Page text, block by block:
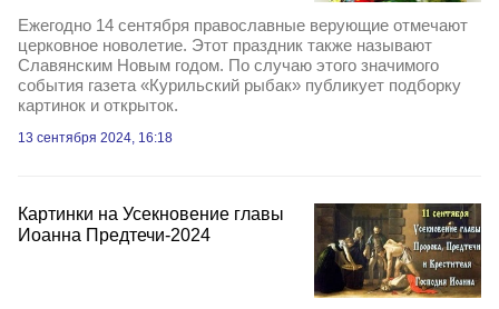
Ежегодно 14 сентября православные верующие отмечают
церковное новолетие. Этот праздник также называют
Славянским Новым годом. По случаю этого значимого
события газета «Курильский рыбак» публикует подборку
картинок и открыток.
13 сентября 2024, 16:18
Картинки на Усекновение главы
Иоанна Предтечи-2024